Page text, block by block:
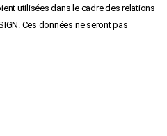
utilisées dans le cadre des relations
Ces données ne seront pas